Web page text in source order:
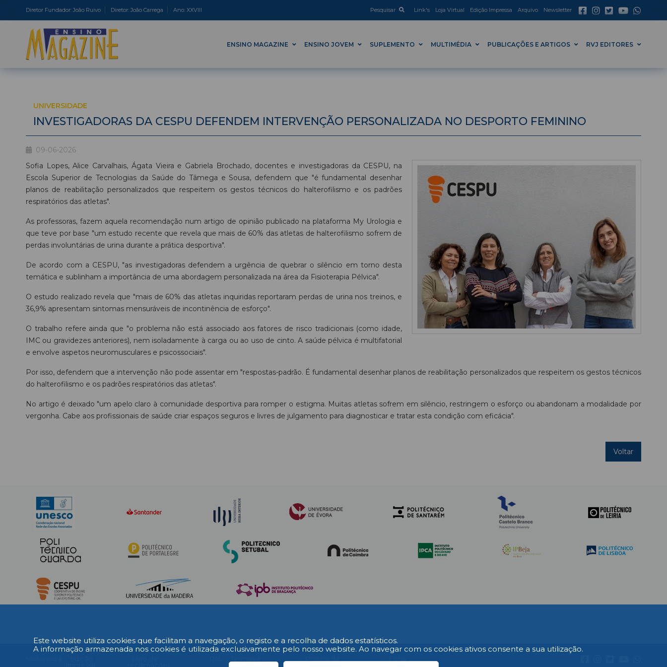
Este website utiliza cookies que facilitam a navegação, o registo e a recolha de dados estatísticos.
A informação armazenada nos cookies é utilizada exclusivamente pelo nosso website. Ao navegar com os cookies ativos consente a sua utilização.
Diretor Fundador: João Ruivo Diretor: João Carrega Ano: XXVIII Pesquisar Link's Loja Virtual Edição Impressa Arquivo Newsletter
ENSINO MAGAZINE ENSINO JOVEM SUPLEMENTO MULTIMÉDIA PUBLICAÇÕES E ARTIGOS RVJ EDITORES
UNIVERSIDADE
INVESTIGADORAS DA CESPU DEFENDEM INTERVENÇÃO PERSONALIZADA NO DESPORTO FEMININO
09-06-2026
Sofia Lopes, Alice Carvalhais, Ágata Vieira e Gabriela Brochado, docentes e investigadoras da CESPU, na
Escola Superior de Tecnologias da Saúde do Tâmega e Sousa, defendem que "é fundamental desenhar
planos de reabilitação personalizados que respeitem os gestos técnicos do halterofilismo e os padrões
respiratórios das atletas".
As professoras, fazem aquela recomendação num artigo de opinião publicado na plataforma My Urologia e
que teve por base "um estudo recente que revela que mais de 60% das atletas de halterofilismo sofrem de
perdas involuntárias de urina durante a prática desportiva".
De acordo com a CESPU, "as investigadoras defendem a urgência de quebrar o silêncio em torno desta
temática e sublinham a importância de uma abordagem personalizada na área da Fisioterapia Pélvica".
O estudo realizado revela que "mais de 60% das atletas inquiridas reportaram perdas de urina nos treinos, e
36,9% apresentam sintomas mensuráveis de incontinência de esforço".
O trabalho refere ainda que "o problema não está associado aos fatores de risco tradicionais (como idade,
IMC ou gravidezes anteriores), nem isoladamente à carga ou ao uso de cinto. A saúde pélvica é multifatorial
e envolve aspetos neuromusculares e psicossociais".
Por isso, defendem que a intervenção não pode assentar em "respostas-padrão. É fundamental desenhar planos de reabilitação personalizados que respeitem os gestos técnicos
do halterofilismo e os padrões respiratórios das atletas".
No artigo é deixado "um apelo claro à comunidade desportiva para romper o estigma. Muitas atletas sofrem em silêncio, restringem o esforço ou abandonam a modalidade por
vergonha. Cabe aos profissionais de saúde criar espaços seguros e livres de julgamento para diagnosticar e tratar esta condição com eficácia".
Voltar
Condições